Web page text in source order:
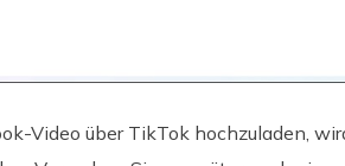
Video über TikTok hochzuladen,